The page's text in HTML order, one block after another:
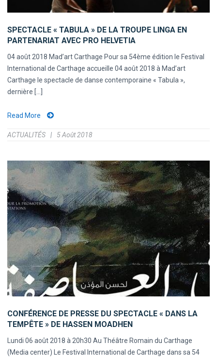
SPECTACLE « TABULA » DE LA TROUPE LINGA EN
PARTENARIAT AVEC PRO HELVETIA
04 août 2018 Mad’art Carthage Pour sa 54ème édition le Festival
International de Carthage accueille 04 août 2018 à Mad’art
Carthage le spectacle de danse contemporaine « Tabula »,
dernière [...]
Read More
ACTUALITÉS 5 Août 2018
CONFÉRENCE DE PRESSE DU SPECTACLE « DANS LA
TEMPÊTE » DE HASSEN MOADHEN
Lundi 06 août 2018 à 20h30 Au Théâtre Romain du Carthage
(Media center) Le Festival International de Carthage dans sa 54